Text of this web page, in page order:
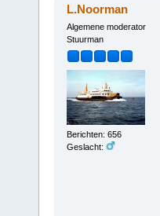
L.Noorman
Algemene moderator
Stuurman
Berichten: 656
Geslacht: